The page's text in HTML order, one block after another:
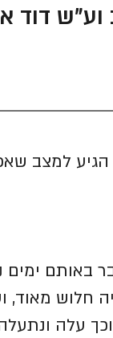
דוד
ואביו הגיע
באותם ימים
חלוש מאוד,
וכך עלה